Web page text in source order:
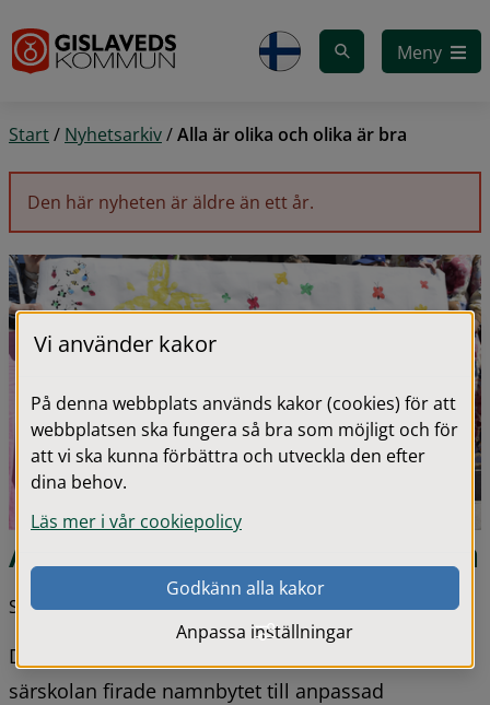
Meny
Start/ Nyhetsarkiv/Alla är olika och olika är bra
Den här nyheten är äldre än ett år.
Alla är olika och olika är bra
Senast uppdaterad 08 juni 2023
Det bjöds på parad, utställning, sång och dans när
särskolan firade namnbytet till anpassad
Vi använder kakor
På denna webbplats används kakor (cookies) för att
webbplatsen ska fungera så bra som möjligt och för
att vi ska kunna förbättra och utveckla den efter
dina behov.
Läs mer i vår cookiepolicy
Godkänn alla kakor
Anpassa inställningar